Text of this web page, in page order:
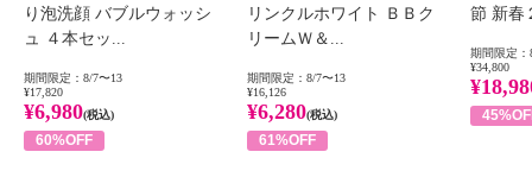
り泡洗顔 バブルウォッシ
ュ ４本セッ...
期間限定：8/7〜13
¥17,820
¥6,980(税込)
60%OFF
リンクルホワイト ＢＢク
リームＷ＆...
期間限定：8/7〜13
¥16,126
¥6,280(税込)
61%OFF
節 新春
期間限定：
¥34,800